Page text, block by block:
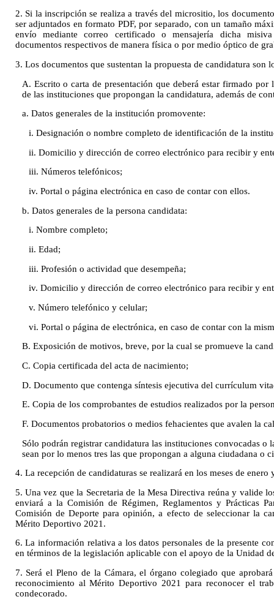
2. Si la inscripción se realiza a través del micrositio, los
ser adjuntados en formato PDF, por separado, con un tamaño
envío mediante correo certificado o mensajería dicha
documentos respectivos de manera física o por medio óptico de
3. Los documentos que sustentan la propuesta de candidatura son
A. Escrito o carta de presentación que deberá estar firmado
de las instituciones que propongan la candidatura, además de
a. Datos generales de la institución promovente:
i. Designación o nombre completo de identificación de la
ii. Domicilio y dirección de correo electrónico para recibir y
iii. Números telefónicos;
iv. Portal o página electrónica en caso de contar con ellos.
b. Datos generales de la persona candidata:
i. Nombre completo;
ii. Edad;
iii. Profesión o actividad que desempeña;
iv. Domicilio y dirección de correo electrónico para recibir y
v. Número telefónico y celular;
vi. Portal o página de electrónica, en caso de contar con la
B. Exposición de motivos, breve, por la cual se promueve la
C. Copia certificada del acta de nacimiento;
D. Documento que contenga síntesis ejecutiva del currículum
E. Copia de los comprobantes de estudios realizados por la
F. Documentos probatorios o medios fehacientes que avalen la
Sólo podrán registrar candidatura las instituciones convocadas o
sean por lo menos tres las que propongan a alguna ciudadana o
4. La recepción de candidaturas se realizará en los meses de enero
5. Una vez que la Secretaria de la Mesa Directiva reúna y valide
enviará a la Comisión de Régimen, Reglamentos y Prácticas
Comisión de Deporte para opinión, a efecto de seleccionar la
Mérito Deportivo 2021.
6. La información relativa a los datos personales de la presente
en términos de la legislación aplicable con el apoyo de la Unidad
7. Será el Pleno de la Cámara, el órgano colegiado que
reconocimiento al Mérito Deportivo 2021 para reconocer el
condecorado.